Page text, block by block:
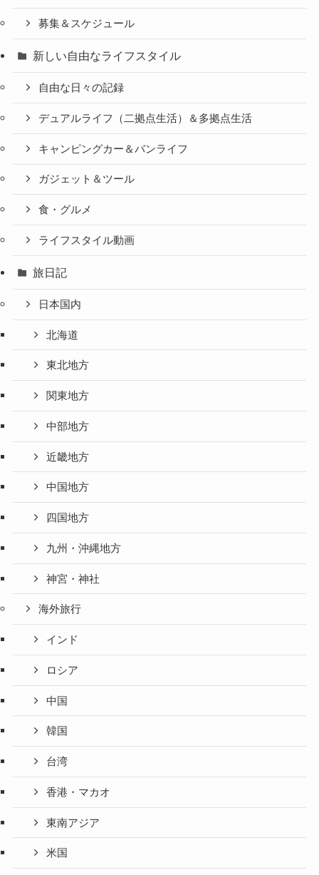
募集＆スケジュール
新しい自由なライフスタイル
自由な日々の記録
デュアルライフ（二拠点生活）＆多拠点生活
キャンピングカー＆バンライフ
ガジェット＆ツール
食・グルメ
ライフスタイル動画
旅日記
日本国内
北海道
東北地方
関東地方
中部地方
近畿地方
中国地方
四国地方
九州・沖縄地方
神宮・神社
海外旅行
インド
ロシア
中国
韓国
台湾
香港・マカオ
東南アジア
米国